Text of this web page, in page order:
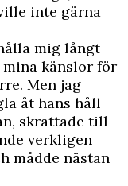
inte gärna
mig långt
känslor för
Men jag
åt hans håll
skrattade till
verkligen
mådde nästan